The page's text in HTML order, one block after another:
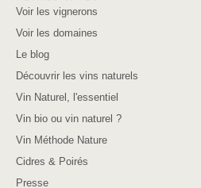
Voir les vignerons
Voir les domaines
Le blog
Découvrir les vins naturels
Vin Naturel, l'essentiel
Vin bio ou vin naturel ?
Vin Méthode Nature
Cidres & Poirés
Presse